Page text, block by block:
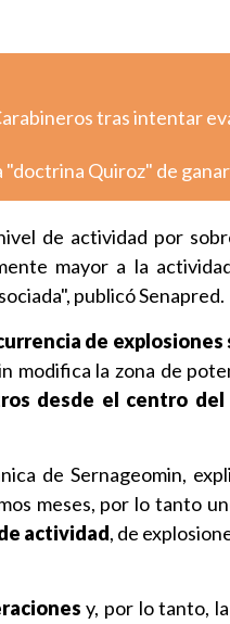
tras intentar
"doctrina Quiroz" de
de actividad por
mayor a la
publicó Senapred.
de explosiones
modifica la zona de
desde el centro
de Sernageomin,
meses, por lo tanto
actividad, de
y, por lo tanto, la